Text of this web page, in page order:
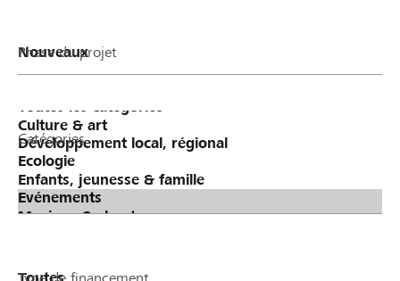
Phase du projet
Catégories